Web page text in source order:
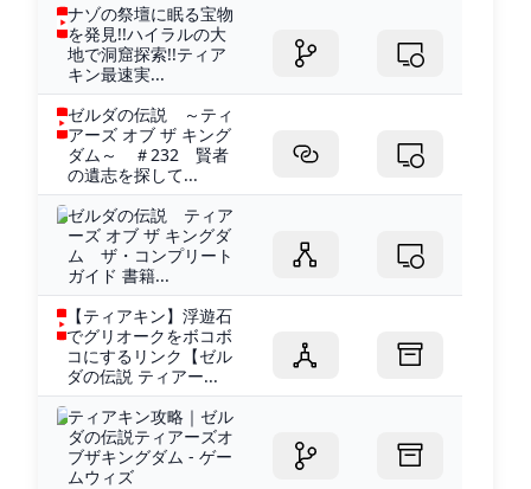
ナゾの祭壇に眠る宝物
を発見!!ハイラルの大
地で洞窟探索!!ティア
キン最速実...
ゼルダの伝説 ～ティ
アーズ オブ ザ キング
ダム～ ＃232 賢者
の遺志を探して...
ゼルダの伝説 ティア
ーズ オブ ザ キングダ
ム ザ・コンプリート
ガイド 書籍...
【ティアキン】浮遊石
でグリオークをボコボ
コにするリンク【ゼル
ダの伝説 ティアー...
ティアキン攻略｜ゼル
ダの伝説ティアーズオ
ブザキングダム - ゲー
ムウィズ